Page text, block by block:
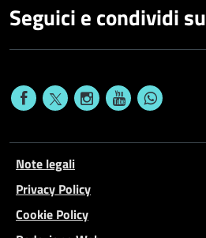
Seguici e condividi su
Note legali
Privacy Policy
Cookie Policy